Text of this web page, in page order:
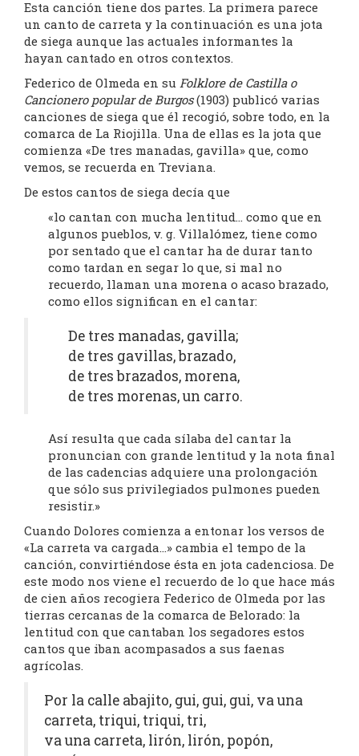
Esta canción tiene dos partes. La primera parece
un canto de carreta y la continuación es una jota
de siega aunque las actuales informantes la
hayan cantado en otros contextos.
Federico de Olmeda en su Folklore de Castilla o
Cancionero popular de Burgos(1903) publicó varias
canciones de siega que él recogió, sobre todo, en la
comarca de La Riojilla. Una de ellas es la jota que
comienza «De tres manadas, gavilla» que, como
vemos, se recuerda en Treviana.
De estos cantos de siega decía que
«lo cantan con mucha lentitud… como que en
algunos pueblos, v. g. Villalómez, tiene como
por sentado que el cantar ha de durar tanto
como tardan en segar lo que, si mal no
recuerdo, llaman una morena o acaso brazado,
como ellos significan en el cantar:
De tres manadas, gavilla;
de tres gavillas, brazado,
de tres brazados, morena,
de tres morenas, un carro.
Así resulta que cada sílaba del cantar la
pronuncian con grande lentitud y la nota final
de las cadencias adquiere una prolongación
que sólo sus privilegiados pulmones pueden
resistir.»
Cuando Dolores comienza a entonar los versos de
«La carreta va cargada…» cambia el tempo de la
canción, convirtiéndose ésta en jota cadenciosa. De
este modo nos viene el recuerdo de lo que hace más
de cien años recogiera Federico de Olmeda por las
tierras cercanas de la comarca de Belorado: la
lentitud con que cantaban los segadores estos
cantos que iban acompasados a sus faenas
agrícolas.
Por la calle abajito, gui, gui, gui, va una
carreta, triqui, triqui, tri,
va una carreta, lirón, lirón, popón,